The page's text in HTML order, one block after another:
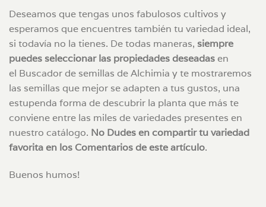
Deseamos que tengas unos fabulosos cultivos y
esperamos que encuentres también tu variedad ideal,
si todavía no la tienes. De todas maneras, siempre
puedes seleccionar las propiedades deseadas en
el Buscador de semillas de Alchimia y te mostraremos
las semillas que mejor se adapten a tus gustos, una
estupenda forma de descubrir la planta que más te
conviene entre las miles de variedades presentes en
nuestro catálogo. No Dudes en compartir tu variedad
favorita en los Comentarios de este artículo.
Buenos humos!